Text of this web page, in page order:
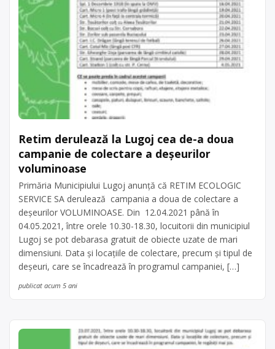
Retim derulează la Lugoj cea de-a doua
campanie de colectare a deșeurilor
voluminoase
Primăria Municipiului Lugoj anunță că RETIM ECOLOGIC
SERVICE SA derulează campania a doua de colectare a
deșeurilor VOLUMINOASE. Din 12.04.2021 până în
04.05.2021, între orele 10.30-18.30, locuitorii din municipiul
Lugoj se pot debarasa gratuit de obiecte uzate de mari
dimensiuni. Data și locațiile de colectare, precum și tipul de
deșeuri, care se încadrează în programul campaniei, […]
publicat acum 5 ani